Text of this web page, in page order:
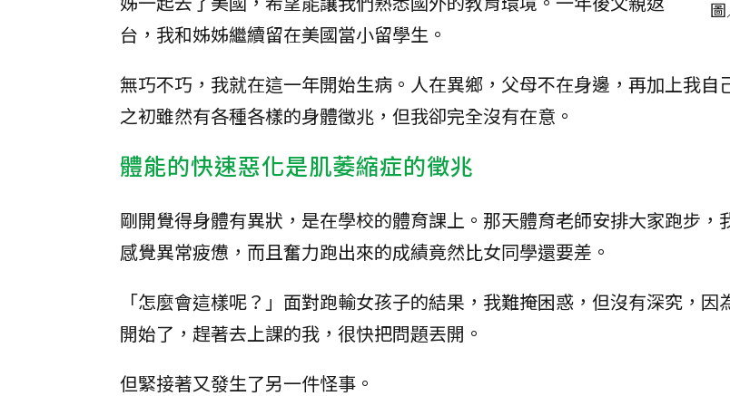
台，我和姊姊繼續留在美國當小留學生。
無巧不巧，我就在這一年開始生病。人在異鄉，父母不在身邊，再加上我自
之初雖然有各種各樣的身體徵兆，但我卻完全沒有在意。
體能的快速惡化是肌萎縮症的徵兆
剛開覺得身體有異狀，是在學校的體育課上。那天體育老師安排大家跑步，
感覺異常疲憊，而且奮力跑出來的成績竟然比女同學還要差。
「怎麼會這樣呢？」面對跑輸女孩子的結果，我難掩困惑，但沒有深究，因
開始了，趕著去上課的我，很快把問題丟開。
但緊接著又發生了另一件怪事。